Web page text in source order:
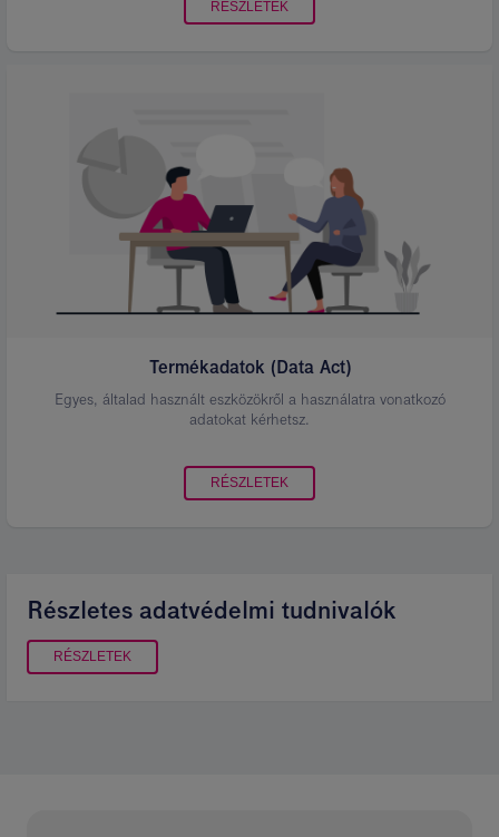
RÉSZLETEK
Termékadatok (Data Act)
Egyes, általad használt eszközökről a használatra vonatkozó
adatokat kérhetsz.
RÉSZLETEK
Részletes adatvédelmi tudnivalók
RÉSZLETEK